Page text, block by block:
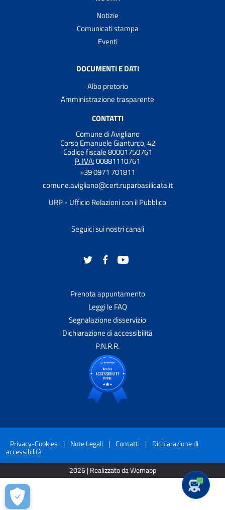
Notizie
Comunicati stampa
Eventi
DOCUMENTI E DATI
Albo pretorio
Amministrazione trasparente
CONTATTI
Comune di Avigliano
Corso Emanuele Gianturco, 42
Codice fiscale 80001750761
P. IVA:00881110761
+39 0971 701811
comune.avigliano@cert.ruparbasilicata.it
URP - Ufficio Relazioni con il Pubblico
Seguici sui nostri canali
Prenota appuntamento
Leggi le FAQ
Segnalazione disservizio
Dichiarazione di accessibilità
P.N.R.R.
Privacy-Cookies | Note Legali | Contatti | Dichiarazione di
accessibilità
2026 | Realizzato da Wemapp